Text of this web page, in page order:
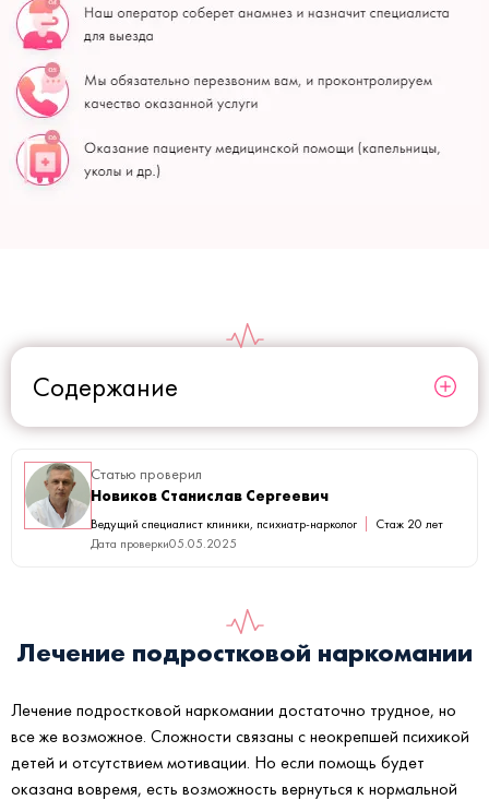
Содержание
Статью проверил
Новиков Станислав Сергеевич
Ведущий специалист клиники, психиатр-нарколог
Стаж 20 лет
Дата проверки05.05.2025
Лечение подростковой наркомании
Лечение подростковой наркомании достаточно трудное, но
все же возможное. Сложности связаны с неокрепшей психикой
детей и отсутствием мотивации. Но если помощь будет
оказана вовремя, есть возможность вернуться к нормальной